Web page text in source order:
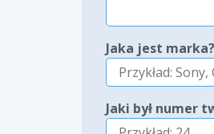
Jaka jest marka?
Jaki był numer